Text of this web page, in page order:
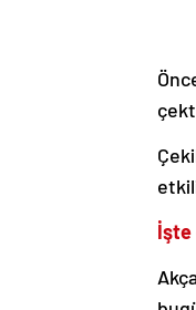
İşte